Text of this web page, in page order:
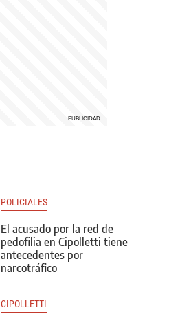
POLICIALES
El acusado por la red de
pedofilia en Cipolletti tiene
antecedentes por
narcotráfico
CIPOLLETTI